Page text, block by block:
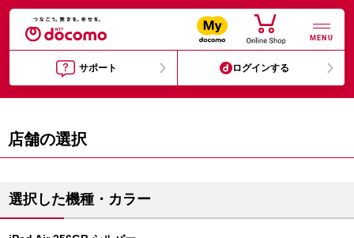
MENU
サポート ログインする
店舗の選択
選択した機種・カラー